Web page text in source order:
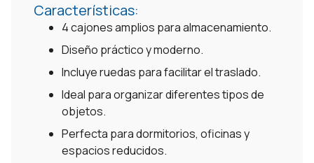
Características:
4 cajones amplios para almacenamiento.
Diseño práctico y moderno.
Incluye ruedas para facilitar el traslado.
Ideal para organizar diferentes tipos de
objetos.
Perfecta para dormitorios, oficinas y
espacios reducidos.